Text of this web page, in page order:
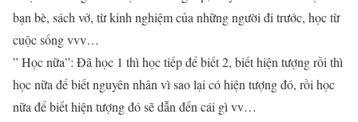
bạn bè, sách vở, từ kinh nghiệm của những người đi trước, học từ
cuộc sống vvv…
” Học nữa”: Đã học 1 thì học tiếp để biết 2, biết hiện tượng rồi thì
học nữa để biết nguyên nhân vì sao lại có hiện tượng đó, rồi học
nữa để biết hiện tượng đó sẽ dẫn đến cái gì vv…